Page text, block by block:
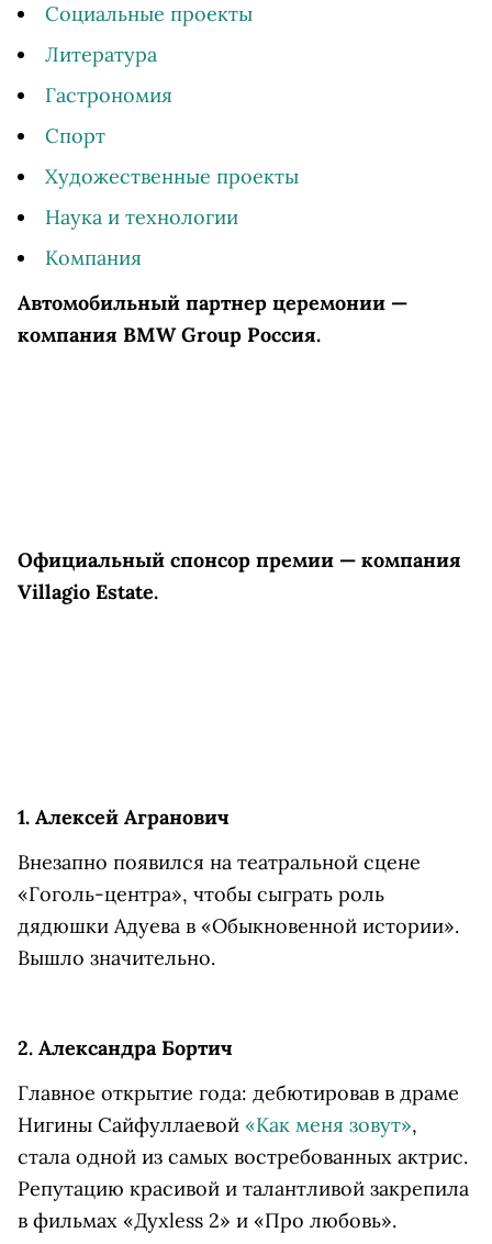
Социальные проекты
Литература
Гастрономия
Спорт
Художественные проекты
Наука и технологии
Компания
Автомобильный партнер церемонии —
компания BMW Group Россия.
Официальный спонсор премии — компания
Villagio Estate.
1. Алексей Агранович
Внезапно появился на театральной сцене
«Гоголь-центра», чтобы сыграть роль
дядюшки Адуева в «Обыкновенной истории».
Вышло значительно.
2. Александра Бортич
Главное открытие года: дебютировав в драме
Нигины Сайфуллаевой «Как меня зовут»,
стала одной из самых востребованных актрис.
Репутацию красивой и талантливой закрепила
в фильмах «Духless 2» и «Про любовь».